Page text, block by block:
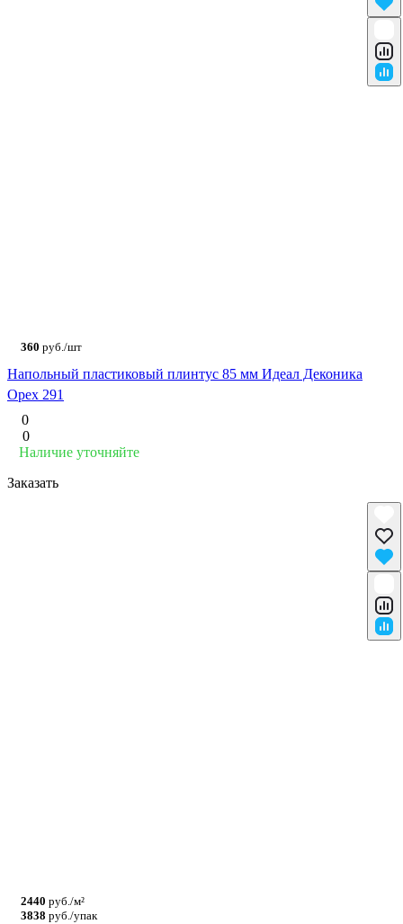
360 руб./шт
Напольный пластиковый плинтус 85 мм Идеал Деконика
Орех 291
0
0
Наличие уточняйте
Заказать
2440 руб./м²
3838 руб./упак